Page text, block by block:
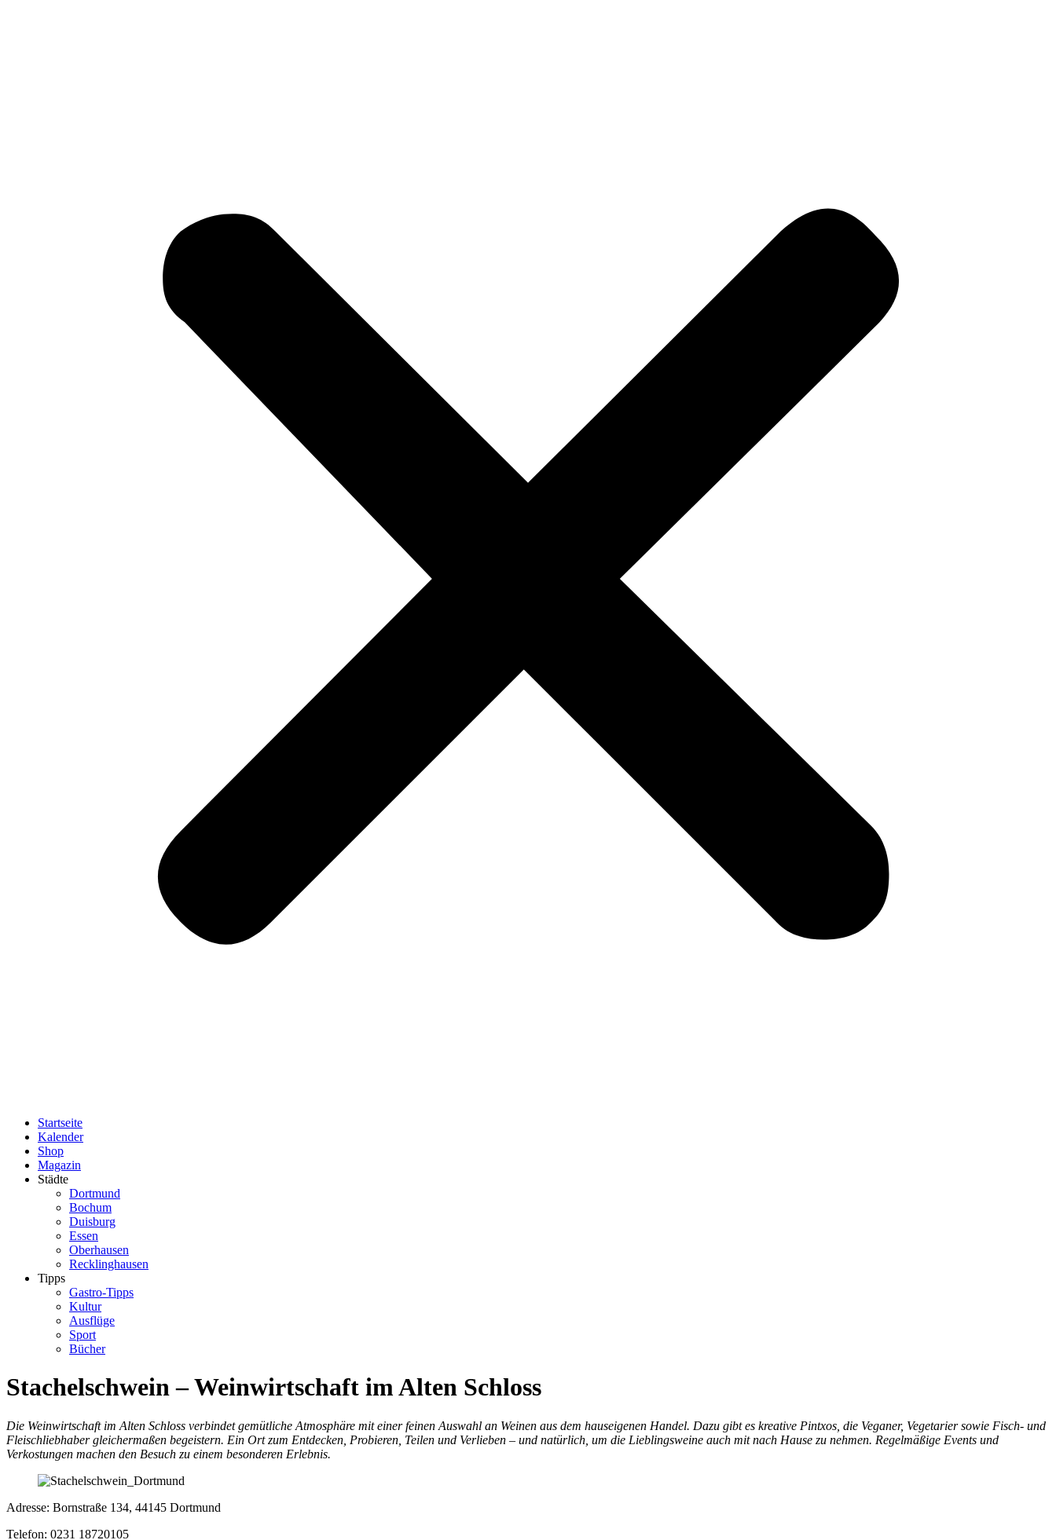
Startseite
Kalender
Shop
Magazin
Städte
Dortmund
Bochum
Duisburg
Essen
Oberhausen
Recklinghausen
Tipps
Gastro-Tipps
Kultur
Ausflüge
Sport
Bücher
Stachelschwein – Weinwirtschaft im Alten Schloss
Die Weinwirtschaft im Alten Schloss verbindet gemütliche Atmosphäre mit einer feinen Auswahl an Weinen aus dem hauseigenen Handel. Dazu gibt es kreative Pintxos, die Veganer, Vegetarier sowie Fisch- und
Fleischliebhaber gleichermaßen begeistern. Ein Ort zum Entdecken, Probieren, Teilen und Verlieben – und natürlich, um die Lieblingsweine auch mit nach Hause zu nehmen. Regelmäßige Events und
Verkostungen machen den Besuch zu einem besonderen Erlebnis.
Adresse: Bornstraße 134, 44145 Dortmund
Telefon: 0231 18720105